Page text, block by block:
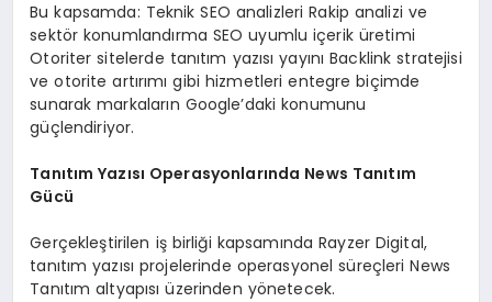
Bu kapsamda: Teknik SEO analizleri Rakip analizi ve
sektör konumlandırma SEO uyumlu içerik üretimi
Otoriter sitelerde tanıtım yazısı yayını Backlink stratejisi
ve otorite artırımı gibi hizmetleri entegre biçimde
sunarak markaların Google’daki konumunu
güçlendiriyor.
Tanıtım Yazısı Operasyonlarında News Tanıtım
Gücü
Gerçekleştirilen iş birliği kapsamında Rayzer Digital,
tanıtım yazısı projelerinde operasyonel süreçleri News
Tanıtım altyapısı üzerinden yönetecek.